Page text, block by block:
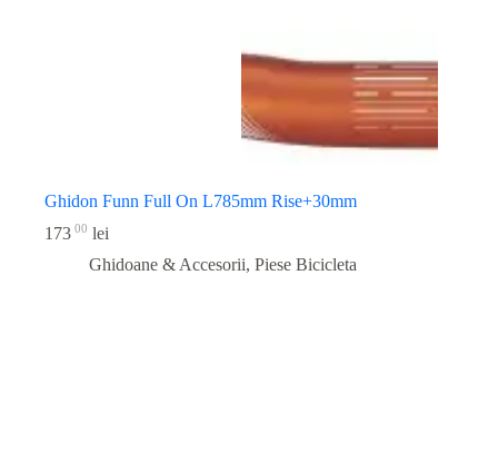
Ghidon Funn Full On L785mm Rise+30mm
173 00 lei
Ghidoane & Accesorii, Piese Bicicleta